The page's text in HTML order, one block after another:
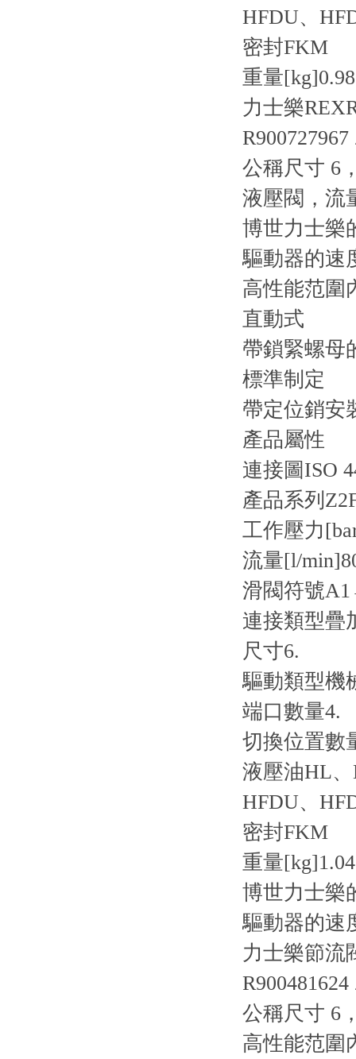
HFDU、
密封FKM
重量[kg]0.98
力士樂
公稱尺寸 6
液壓閥，流
博世力士樂
驅動器的速
高性能范圍
直動式
帶鎖緊螺母
標準制定
帶定位銷安
產品屬性
連接圖ISO
產品系列
工作壓力
流量[l/min]
滑閥符號
連接類型疊
尺寸6.
驅動類型機
端口數量4.
切換位置數
液壓油HL、
HFDU、
密封FKM
重量[kg]1.04
博世力士樂
驅動器的速
力士樂節流
公稱尺寸 6
高性能范圍